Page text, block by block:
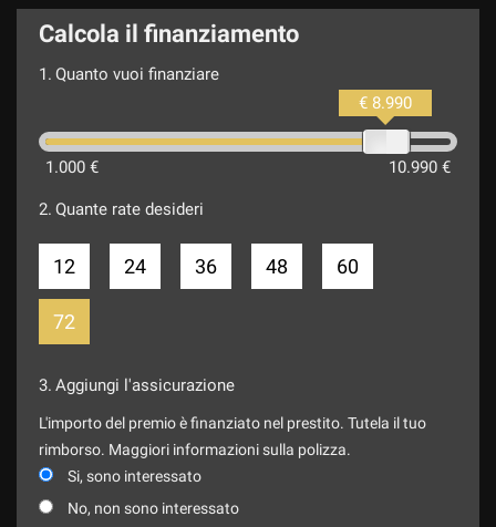
Calcola il finanziamento
1. Quanto vuoi finanziare
1.000 € 10.990 €
€ 8.990
2. Quante rate desideri
12 24 36 48 60
72
3. Aggiungi l'assicurazione
L'importo del premio è finanziato nel prestito. Tutela il tuo
rimborso. Maggiori informazioni sulla polizza.
Si, sono interessato
No, non sono interessato